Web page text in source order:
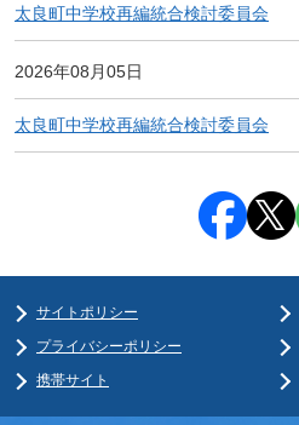
太良町中学校再編統合検討委員会
2026年08月05日
太良町中学校再編統合検討委員会
サイトポリシー
プライバシーポリシー
携帯サイト